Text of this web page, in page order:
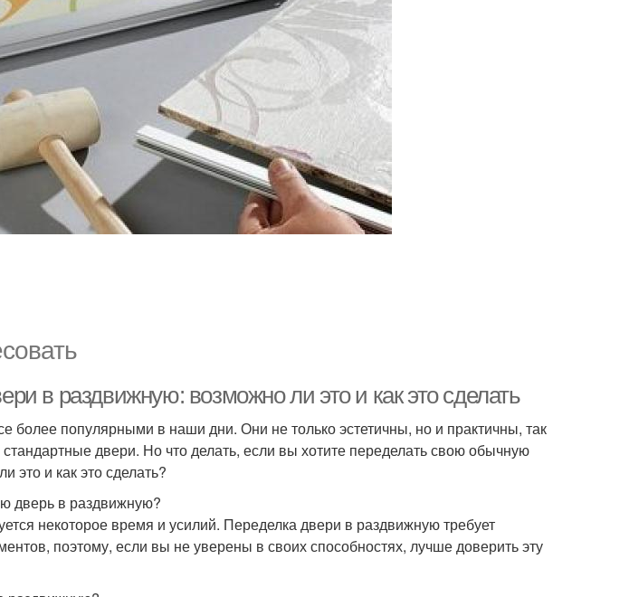
в раздвижную: возможно ли это и как это сделать
более популярными в наши дни. Они не только эстетичны, но и практичны, так
двери. Но что делать, если вы хотите переделать свою обычную
это и как это сделать?
дверь в раздвижную?
некоторое время и усилий. Переделка двери в раздвижную требует
поэтому, если вы не уверены в своих способностях, лучше доверить эту